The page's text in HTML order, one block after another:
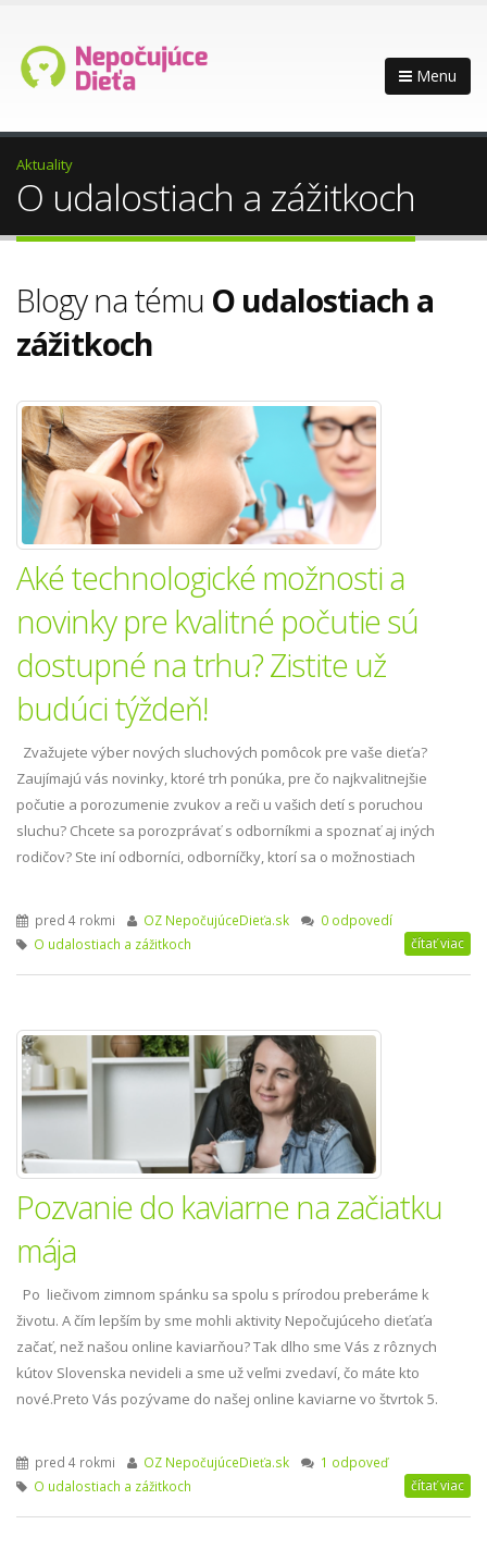
Menu
Aktuality
O udalostiach a zážitkoch
Blogy na tému O udalostiach a
zážitkoch
Aké technologické možnosti a
novinky pre kvalitné počutie sú
dostupné na trhu? Zistite už
budúci týždeň!
Zvažujete výber nových sluchových pomôcok pre vaše dieťa?
Zaujímajú vás novinky, ktoré trh ponúka, pre čo najkvalitnejšie
počutie a porozumenie zvukov a reči u vašich detí s poruchou
sluchu? Chcete sa porozprávať s odborníkmi a spoznať aj iných
rodičov? Ste iní odborníci, odborníčky, ktorí sa o možnostiach
pred 4 rokmi OZ NepočujúceDieťa.sk
0 odpovedí
O udalostiach a zážitkoch
čítať viac
Pozvanie do kaviarne na začiatku
mája
Po liečivom zimnom spánku sa spolu s prírodou preberáme k
životu. A čím lepším by sme mohli aktivity Nepočujúceho dieťaťa
začať, než našou online kaviarňou? Tak dlho sme Vás z rôznych
kútov Slovenska nevideli a sme už veľmi zvedaví, čo máte kto
nové.Preto Vás pozývame do našej online kaviarne vo štvrtok 5.
pred 4 rokmi OZ NepočujúceDieťa.sk
1 odpoveď
O udalostiach a zážitkoch
čítať viac